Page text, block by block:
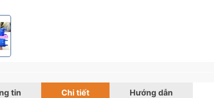
tin Chi tiết Hướng dẫn